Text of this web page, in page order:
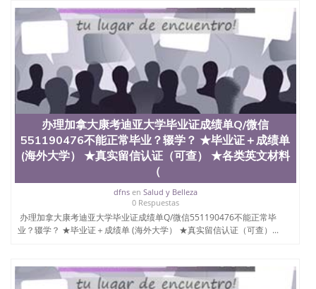
State University）圣何塞州立大学（San Jose State
University）圣何塞州立大学（San Jose State
University）圣何塞州立大学（ San Jose State
University）圣何塞州立大学（San Jose State
University）圣何塞州立大学文凭（San Jose State
University）圣何塞州立大学文凭（San Jose State
University）文凭圣何塞州立大学文凭（San Jose
State University）圣何塞州立大学学历（ San Jose
State University）圣何塞州立大学学历（San Jose
State University）圣何塞州立大学学历（San Jose
State University）圣 塞州立大学学历（San Jose
State University）圣何塞州立大学（San Jose State
University）圣何塞州立大学（San Jose State
University）圣何塞州立大学（San Jose State
University）圣何塞州立大学（San Jose State
University）圣何塞州立大学学位证（San Jose State
University）圣何塞州立大学学位证（San Jose State
University）圣何塞州立大学（San Jose State
University）圣何塞州立大学（San Jose State
办理加拿大康考迪亚大学毕业证成绩单Q/微信
551190476不能正常毕业？辍学？ ★毕业证＋成绩单
(海外大学） ★真实留信认证（可查） ★各类英文材料
（
dfnsen Salud y Belleza
0 Respuestas
办理加拿大康考迪亚大学毕业证成绩单Q/微信551190476不能正常毕
业？辍学？ ★毕业证＋成绩单 (海外大学） ★真实留信认证（可查）...